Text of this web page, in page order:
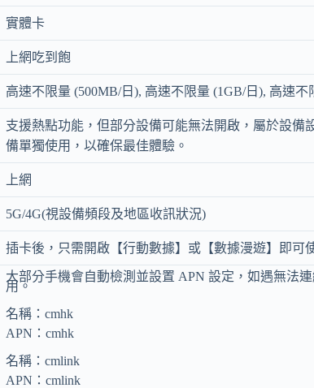
實體卡
上網吃到飽
高速不限量 (500MB/日), 高速不限量 (1GB/日), 高速不
支援熱點功能，但部分設備可能無法開啟，屬於設備
備單獨使用，以確保最佳體驗。
上網
5G/4G(視設備頻段及地區收訊狀況)
插卡後，只需開啟【行動數據】或【數據漫遊】即可
大部分手機會自動檢測並設置 APN 設定，如遇無法
用。
名稱：cmhk
APN：cmhk
名稱：cmlink
APN：cmlink